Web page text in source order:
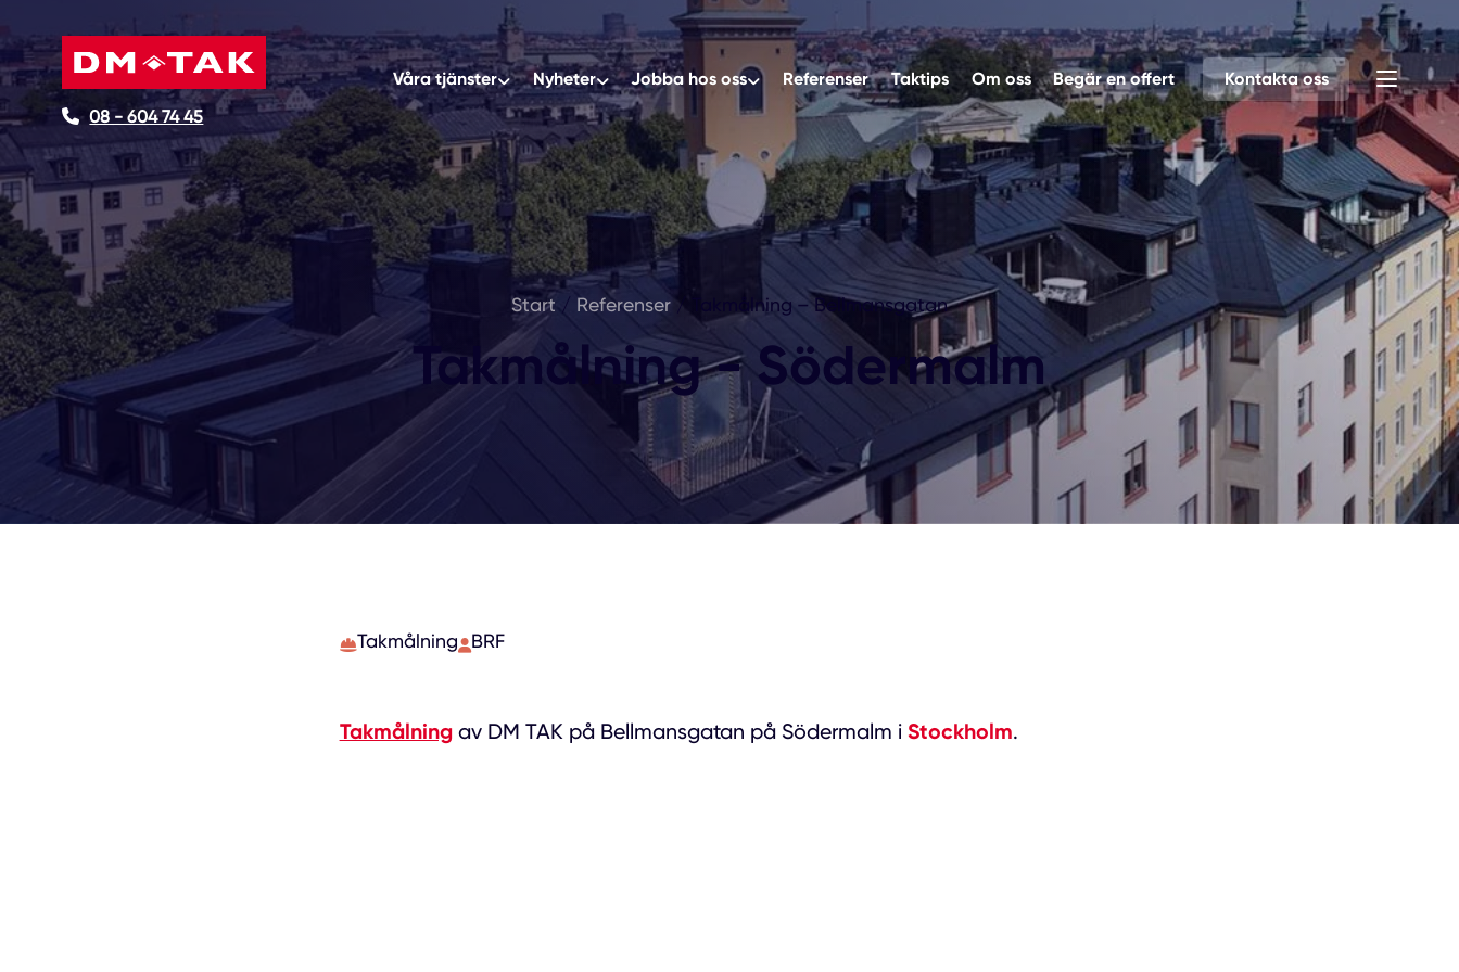
08 - 604 74 45
Våra tjänster Nyheter Jobba hos oss Referenser Taktips Om oss Begär en offert Kontakta oss
Start / Referenser / Takmålning – Bellmansgatan
Takmålning - Södermalm
Takmålning BRF
Takmålningav DM TAK på Bellmansgatan på Södermalm i Stockholm.